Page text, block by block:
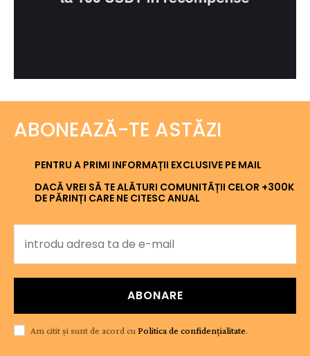
ABONEAZĂ-TE ASTĂZI
PENTRU A PRIMI INFORMAȚII EXCLUSIVE PE MAIL
DACĂ VREI SĂ TE ALĂTURI COMUNITĂȚII CELOR +300K
DE PĂRINȚI CARE NE CITESC ANUAL
ABONARE
Am citit și sunt de acord cu Politica de confidențialitate.